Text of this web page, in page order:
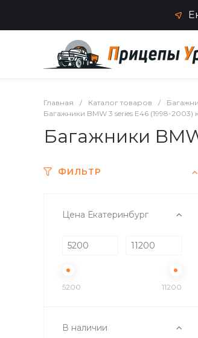
Главная / Каталог товаров /
Багажники BMW 3 series E46 (1998-
Багажники
ФИЛЬТР
Цена Екатеринбург
5200 11200
В наличии